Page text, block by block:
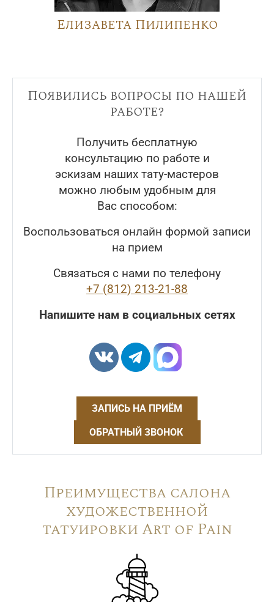
Елизавета Пилипенко
Появились вопросы по нашей
работе?
Получить бесплатную
консультацию по работе и
эскизам наших тату-мастеров
можно любым удобным для
Вас способом:
Воспользоваться онлайн формой записи
на прием
Связаться с нами по телефону
+7 (812) 213-21-88
Напишите нам в социальных сетях
ЗАПИСЬ НА ПРИЁМ
ОБРАТНЫЙ ЗВОНОК
Преимущества салона
художественной
татуировки Art of Pain